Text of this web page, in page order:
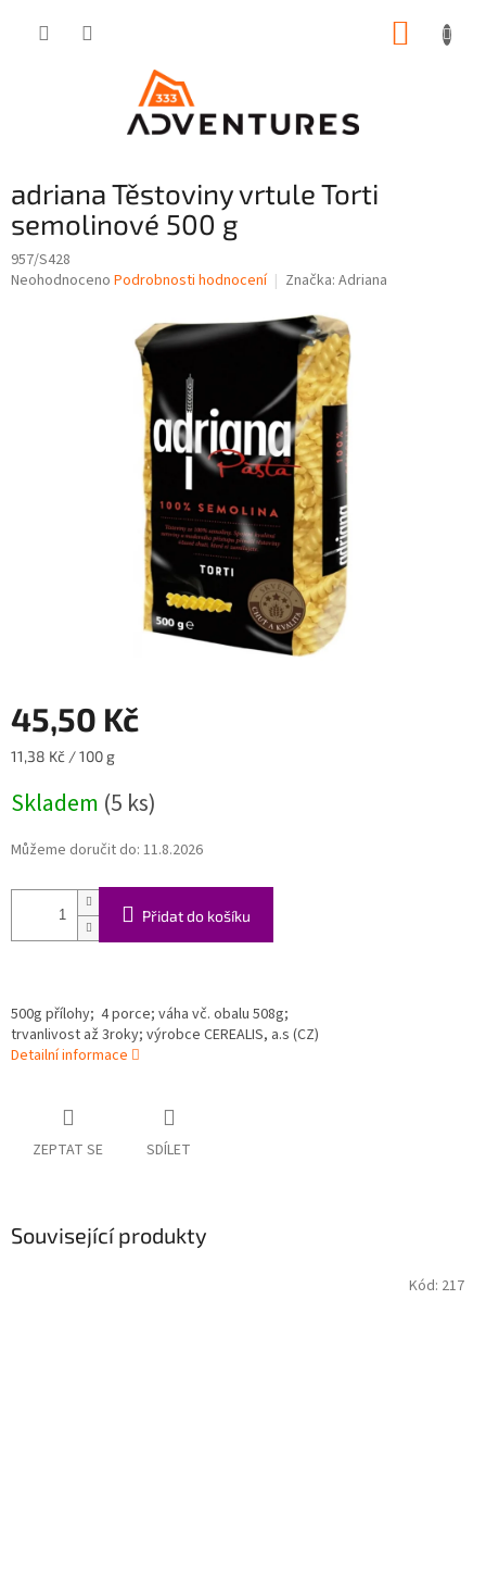
adriana Těstoviny vrtule Torti
semolinové 500 g
957/S428
Průměrné
Neohodnoceno Podrobnosti hodnocení Značka: Adriana
45,50 Kč
Měrná
11,38 Kč / 100 g
Skladem (5 ks)
Můžeme doručit do: 11.8.2026
Přidat do košíku
500g přílohy; 4 porce; váha vč. obalu 508g;
trvanlivost až 3roky; výrobce CEREALIS, a.s (CZ)
Detailní informace
ZEPTAT SE SDÍLET
Související produkty
Kód: 217